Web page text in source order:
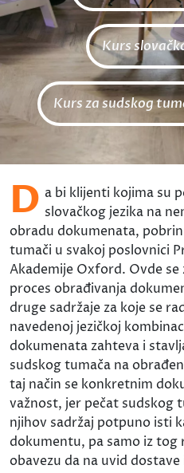
Kurs
Kurs za sudskog
D a bi klijenti kojima su
slovačkog jezika na
obradu dokumenata,
tumači u svakoj poslovnici
Akademije Oxford. Ovde
proces obrađivanja
druge sadržaje za koje se
navedenoj jezičkoj
dokumenata zahteva i
sudskog tumača na
taj način se konkretnim
važnost, jer pečat sudskog
njihov sadržaj potpuno isti
dokumentu, pa samo iz tog
obavezu da na uvid